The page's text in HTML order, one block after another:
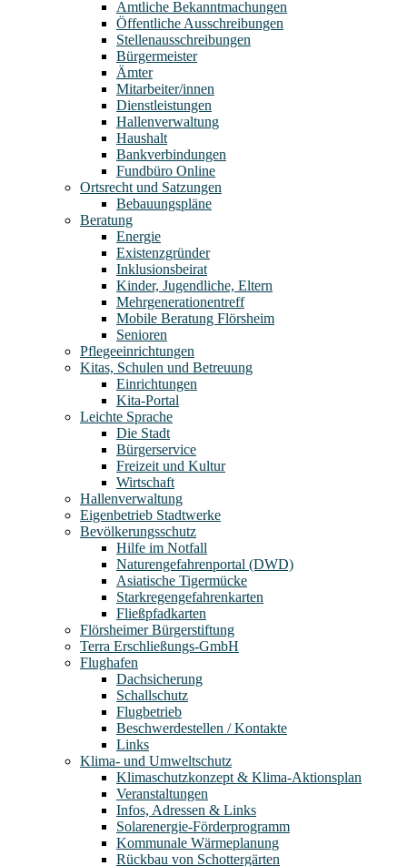
Amtliche Bekanntmachungen
Öffentliche Ausschreibungen
Stellenausschreibungen
Bürgermeister
Ämter
Mitarbeiter/innen
Dienstleistungen
Hallenverwaltung
Haushalt
Bankverbindungen
Fundbüro Online
Ortsrecht und Satzungen
Bebauungspläne
Beratung
Energie
Existenzgründer
Inklusionsbeirat
Kinder, Jugendliche, Eltern
Mehrgenerationentreff
Mobile Beratung Flörsheim
Senioren
Pflegeeinrichtungen
Kitas, Schulen und Betreuung
Einrichtungen
Kita-Portal
Leichte Sprache
Die Stadt
Bürgerservice
Freizeit und Kultur
Wirtschaft
Hallenverwaltung
Eigenbetrieb Stadtwerke
Bevölkerungsschutz
Hilfe im Notfall
Naturengefahrenportal (DWD)
Asiatische Tigermücke
Starkregengefahrenkarten
Fließpfadkarten
Flörsheimer Bürgerstiftung
Terra Erschließungs-GmbH
Flughafen
Dachsicherung
Schallschutz
Flugbetrieb
Beschwerdestellen / Kontakte
Links
Klima- und Umweltschutz
Klimaschutzkonzept & Klima-Aktionsplan
Veranstaltungen
Infos, Adressen & Links
Solarenergie-Förderprogramm
Kommunale Wärmeplanung
Rückbau von Schottergärten